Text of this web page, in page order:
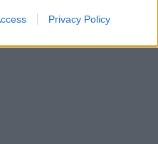
Privacy Policy
μυστικό wedding
μετά τον γάμο τους –